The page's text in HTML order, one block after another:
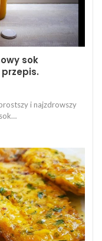
sok
i najzdrowszy